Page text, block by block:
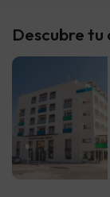
Descubre